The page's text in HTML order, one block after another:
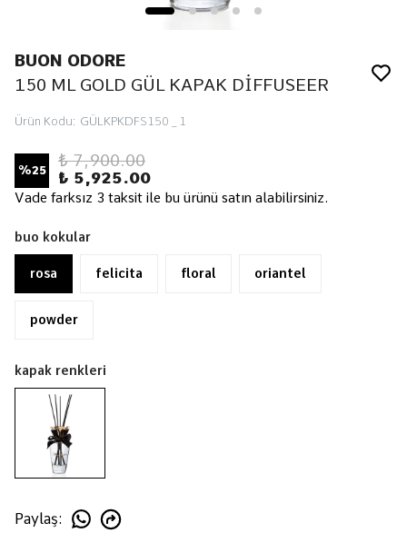
BUON ODORE
150 ML GOLD GÜL KAPAK DİFFUSEER
Ürün Kodu: GÜLKPKDFS150 _ 1
%25 ₺ 7,900.00
₺ 5,925.00
Vade farksız 3 taksit ile bu ürünü satın alabilirsiniz.
buo kokular
rosa felicita floral oriantel
powder
kapak renkleri
Paylaş: